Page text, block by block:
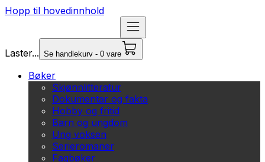
Hopp til hovedinnhold
Laster... Se handlekurv - 0 vare
Bøker
Skjønnlitteratur
Dokumentar og fakta
Hobby og fritid
Barn og ungdom
Ung voksen
Serieromaner
Fagbøker